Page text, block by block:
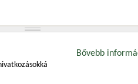
Bővebb